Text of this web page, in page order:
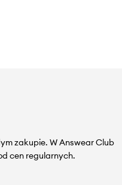
zakupie. W Answear Club
cen regularnych.